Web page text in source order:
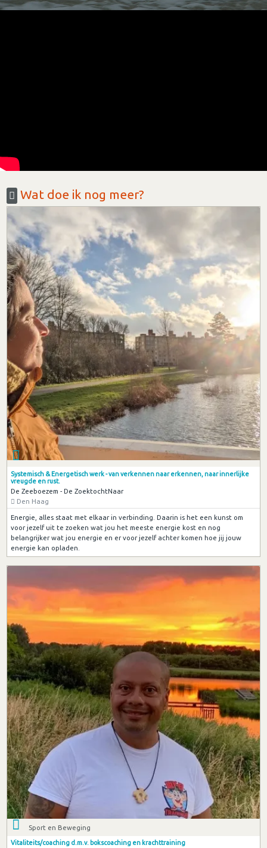
Wat doe ik nog meer?
Systemisch & Energetisch werk - van verkennen naar erkennen, naar innerlijke
vreugde en rust.
De Zeeboezem - De ZoektochtNaar
Den Haag
Energie, alles staat met elkaar in verbinding. Daarin is het een kunst om
voor jezelf uit te zoeken wat jou het meeste energie kost en nog
belangrijker wat jou energie en er voor jezelf achter komen hoe jij jouw
energie kan opladen.
Sport en Beweging
Vitaliteits/coaching d.m.v. bokscoaching en krachttraining